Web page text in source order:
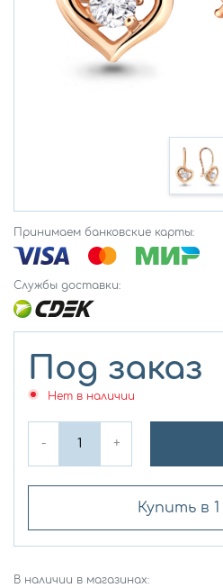
Принимаем банковские карты:
Службы доставки:
Под заказ
Нет в наличии
- +
Купить в 1
В наличии в магазинах: